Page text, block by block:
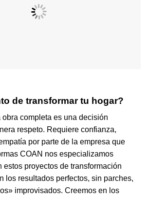
de transformar tu hogar?
completa es una decisión
respeto. Requiere confianza,
por parte de la empresa que
COAN nos especializamos
estos proyectos de transformación
los resultados perfectos, sin parches,
improvisados. Creemos en los